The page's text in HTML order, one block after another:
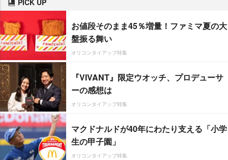
お値段そのまま45％増量！ファミマ夏の大
盤振る舞い
オリコンタイアップ特集
『VIVANT』限定ウオッチ、プロデューサ
ーの感想は
オリコンタイアップ特集
マクドナルドが40年にわたり支える「小学
生の甲子園」
オリコンタイアップ特集